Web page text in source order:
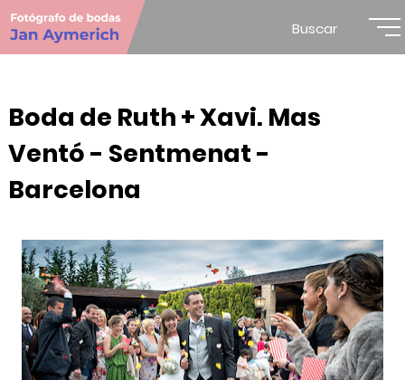
Buscar
Boda de Ruth + Xavi. Mas
Ventó - Sentmenat -
Barcelona